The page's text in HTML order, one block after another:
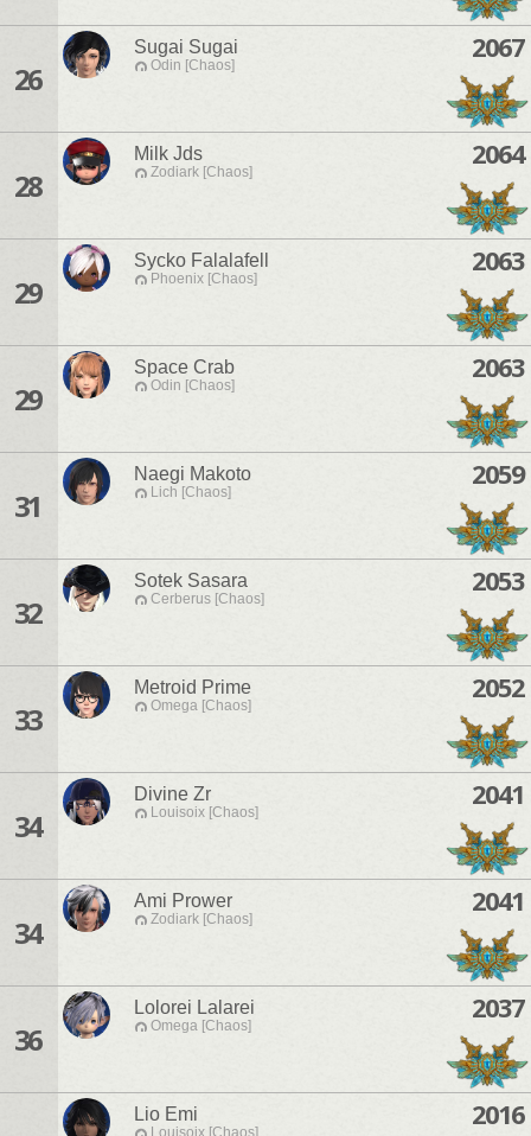
26
Sugai Sugai
Odin [Chaos]
2067
28
Milk Jds
Zodiark [Chaos]
2064
29
Sycko Falalafell
Phoenix [Chaos]
2063
29
Space Crab
Odin [Chaos]
2063
31
Naegi Makoto
Lich [Chaos]
2059
32
Sotek Sasara
Cerberus [Chaos]
2053
33
Metroid Prime
Omega [Chaos]
2052
34
Divine Zr
Louisoix [Chaos]
2041
34
Ami Prower
Zodiark [Chaos]
2041
36
Lolorei Lalarei
Omega [Chaos]
2037
Lio Emi
Louisoix [Chaos]
2016